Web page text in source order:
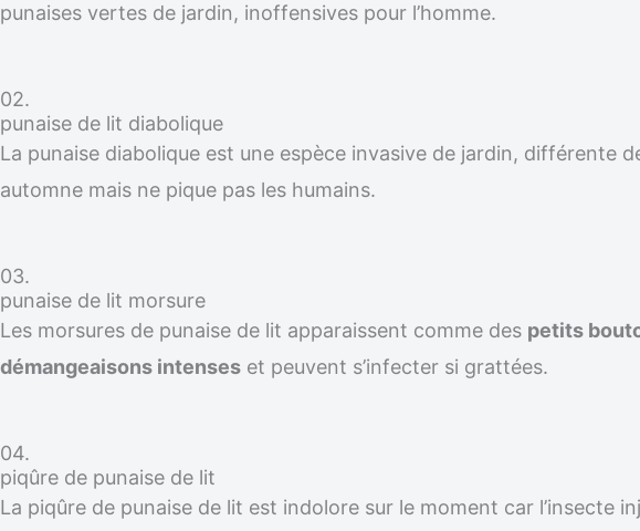
punaises vertes de jardin, inoffensives pour l’homme.
02.
punaise de lit diabolique
La punaise diabolique est une espèce invasive de jardin, différente
automne mais ne pique pas les humains.
03.
punaise de lit morsure
Les morsures de punaise de lit apparaissent comme des petits
démangeaisons intenses et peuvent s’infecter si grattées.
04.
piqûre de punaise de lit
La piqûre de punaise de lit est indolore sur le moment car l’insecte